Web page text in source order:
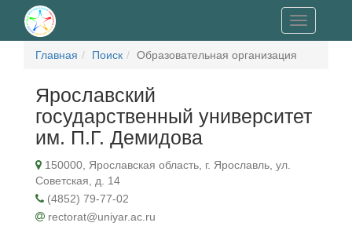
Toggle
navigation
Главная
Поиск Образовательная организация
Ярославский
государственный университет
им. П.Г. Демидова
150000, Ярославская область, г. Ярославль, ул.
Советская, д. 14
(4852) 79-77-02
rectorat@uniyar.ac.ru